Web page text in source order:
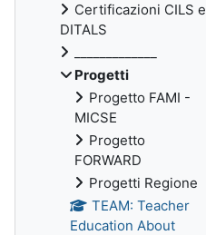
Certificazioni CILS e
DITALS
Progetti
Progetto FAMI -
MICSE
Progetto
FORWARD
Progetti Regione
TEAM: Teacher
Education About